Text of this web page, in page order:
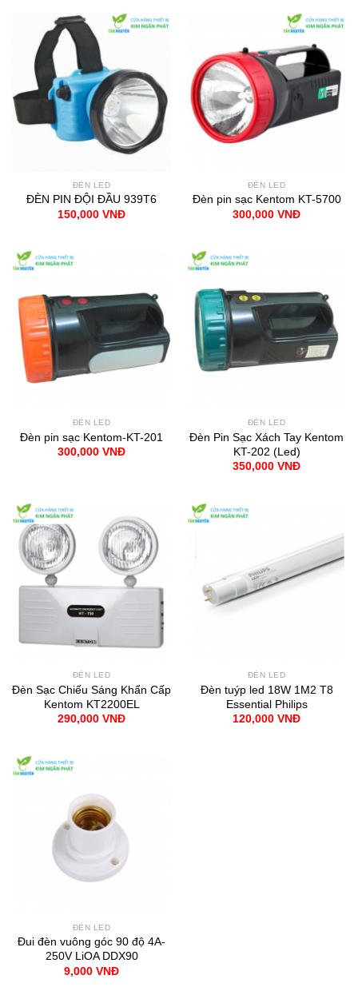
ĐÈN LED
ĐÈN PIN ĐỘI ĐẦU 939T6
150,000 VNĐ
ĐÈN LED
Đèn pin sạc Kentom KT-5700
300,000 VNĐ
ĐÈN LED
Đèn pin sạc Kentom-KT-201
300,000 VNĐ
ĐÈN LED
Đèn Pin Sạc Xách Tay Kentom
KT-202 (Led)
350,000 VNĐ
ĐÈN LED
Đèn Sạc Chiếu Sáng Khẩn Cấp
Kentom KT2200EL
290,000 VNĐ
ĐÈN LED
Đèn tuýp led 18W 1M2 T8
Essential Philips
120,000 VNĐ
ĐÈN LED
Đui đèn vuông góc 90 độ 4A-
250V LiOA DDX90
9,000 VNĐ